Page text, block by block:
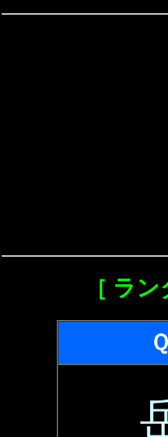
［ ラ